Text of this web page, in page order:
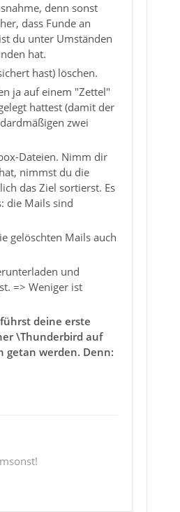
denn sonst
dass Funde an
du unter Umständen
hat.
hast) löschen.
ja auf einem "Zettel"
hattest (damit der
zwei
Dateien. Nimm dir
nimmst du die
das Ziel sortierst. Es
die Mails sind
gelöschten Mails auch
und
=> Weniger ist
deine erste
\Thunderbird auf
getan werden. Denn: